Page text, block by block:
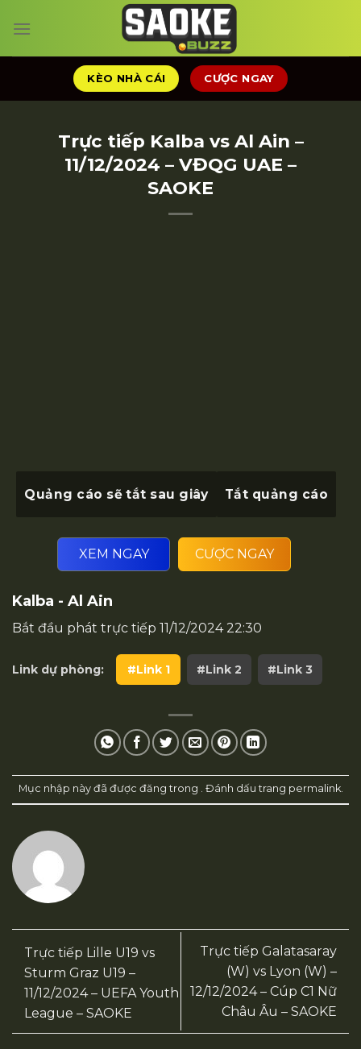
đến
KÈO NHÀ CÁI CƯỢC NGAY
Trực tiếp Kalba vs Al Ain –
11/12/2024 – VĐQG UAE –
SAOKE
Quảng cáo sẽ tắt sau giây Tắt quảng cáo
XEM NGAY CƯỢC NGAY
Kalba - Al Ain
Bắt đầu phát trực tiếp 11/12/2024 22:30
Link dự phòng: #Link 1 #Link 2 #Link 3
Mục nhập này đã được đăng trong . Đánh dấu trang permalink.
Trực tiếp Lille U19 vs
Sturm Graz U19 –
11/12/2024 – UEFA Youth
League – SAOKE
Trực tiếp Gаlаtаsаrаy
(W) vs Lyоn (W) –
12/12/2024 – Cúp C1 Nữ
Châu Âu – SAOKE